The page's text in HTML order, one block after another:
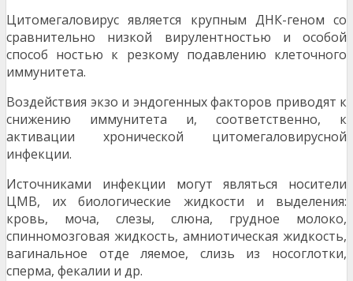
Цитомегаловирус является крупным ДНК-геном со
сравнительно низкой вирулентностью и особой
способ ностью к резкому подавлению клеточного
иммунитета.
Воздействия экзо и эндогенных факторов приводят к
снижению иммунитета и, соответственно, к
активации хронической цитомегаловирусной
инфекции.
Источниками инфекции могут являться носители
ЦМВ, их биологические жидкости и выделения:
кровь, моча, слезы, слюна, грудное молоко,
спинномозговая жидкость, амниотическая жидкость,
вагинальное отде ляемое, слизь из носоглотки,
сперма, фекалии и др.